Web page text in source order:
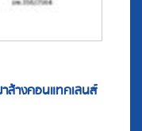
าล้างคอนแทคเลนส์